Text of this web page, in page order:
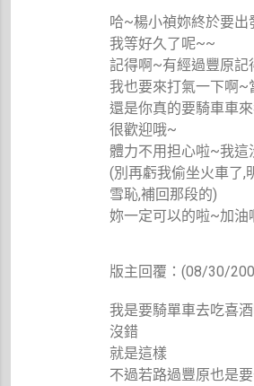
哈~楊小禎妳終於要出
我等好久了呢~~
記得啊~有經過豐原
我也要來打氣一下啊~
還是你真的要騎車車
很歡迎哦~
體力不用担心啦~我
(別再虧我偷坐火車了,
雪恥,補回那段的)
妳一定可以的啦~加油
版主回覆：(08/30/
我是要騎單車去吃喜
沒錯
就是這樣
不過若路過豐原也是